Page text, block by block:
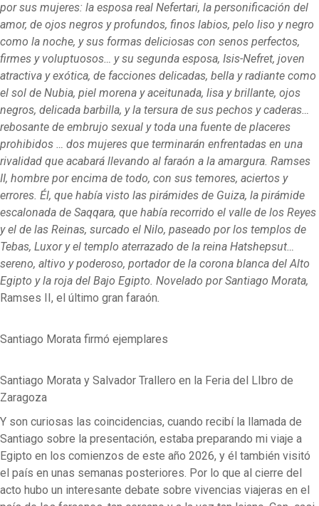
por sus mujeres: la esposa real Nefertari, la personificación del
amor, de ojos negros y profundos, finos labios, pelo liso y negro
como la noche, y sus formas deliciosas con senos perfectos,
firmes y voluptuosos… y su segunda esposa, Isis-Nefret, joven
atractiva y exótica, de facciones delicadas, bella y radiante como
el sol de Nubia, piel morena y aceitunada, lisa y brillante, ojos
negros, delicada barbilla, y la tersura de sus pechos y caderas…
rebosante de embrujo sexual y toda una fuente de placeres
prohibidos … dos mujeres que terminarán enfrentadas en una
rivalidad que acabará llevando al faraón a la amargura. Ramses
II, hombre por encima de todo, con sus temores, aciertos y
errores. Él, que había visto las pirámides de Guiza, la pirámide
escalonada de Saqqara, que había recorrido el valle de los Reyes
y el de las Reinas, surcado el Nilo, paseado por los templos de
Tebas, Luxor y el templo aterrazado de la reina Hatshepsut…
sereno, altivo y poderoso, portador de la corona blanca del Alto
Egipto y la roja del Bajo Egipto. Novelado por Santiago Morata,
Ramses II, el último gran faraón.
Santiago Morata firmó ejemplares
Santiago Morata y Salvador Trallero en la Feria del LIbro de
Zaragoza
Y son curiosas las coincidencias, cuando recibí la llamada de
Santiago sobre la presentación, estaba preparando mi viaje a
Egipto en los comienzos de este año 2026, y él también visitó
el país en unas semanas posteriores. Por lo que al cierre del
acto hubo un interesante debate sobre vivencias viajeras en el